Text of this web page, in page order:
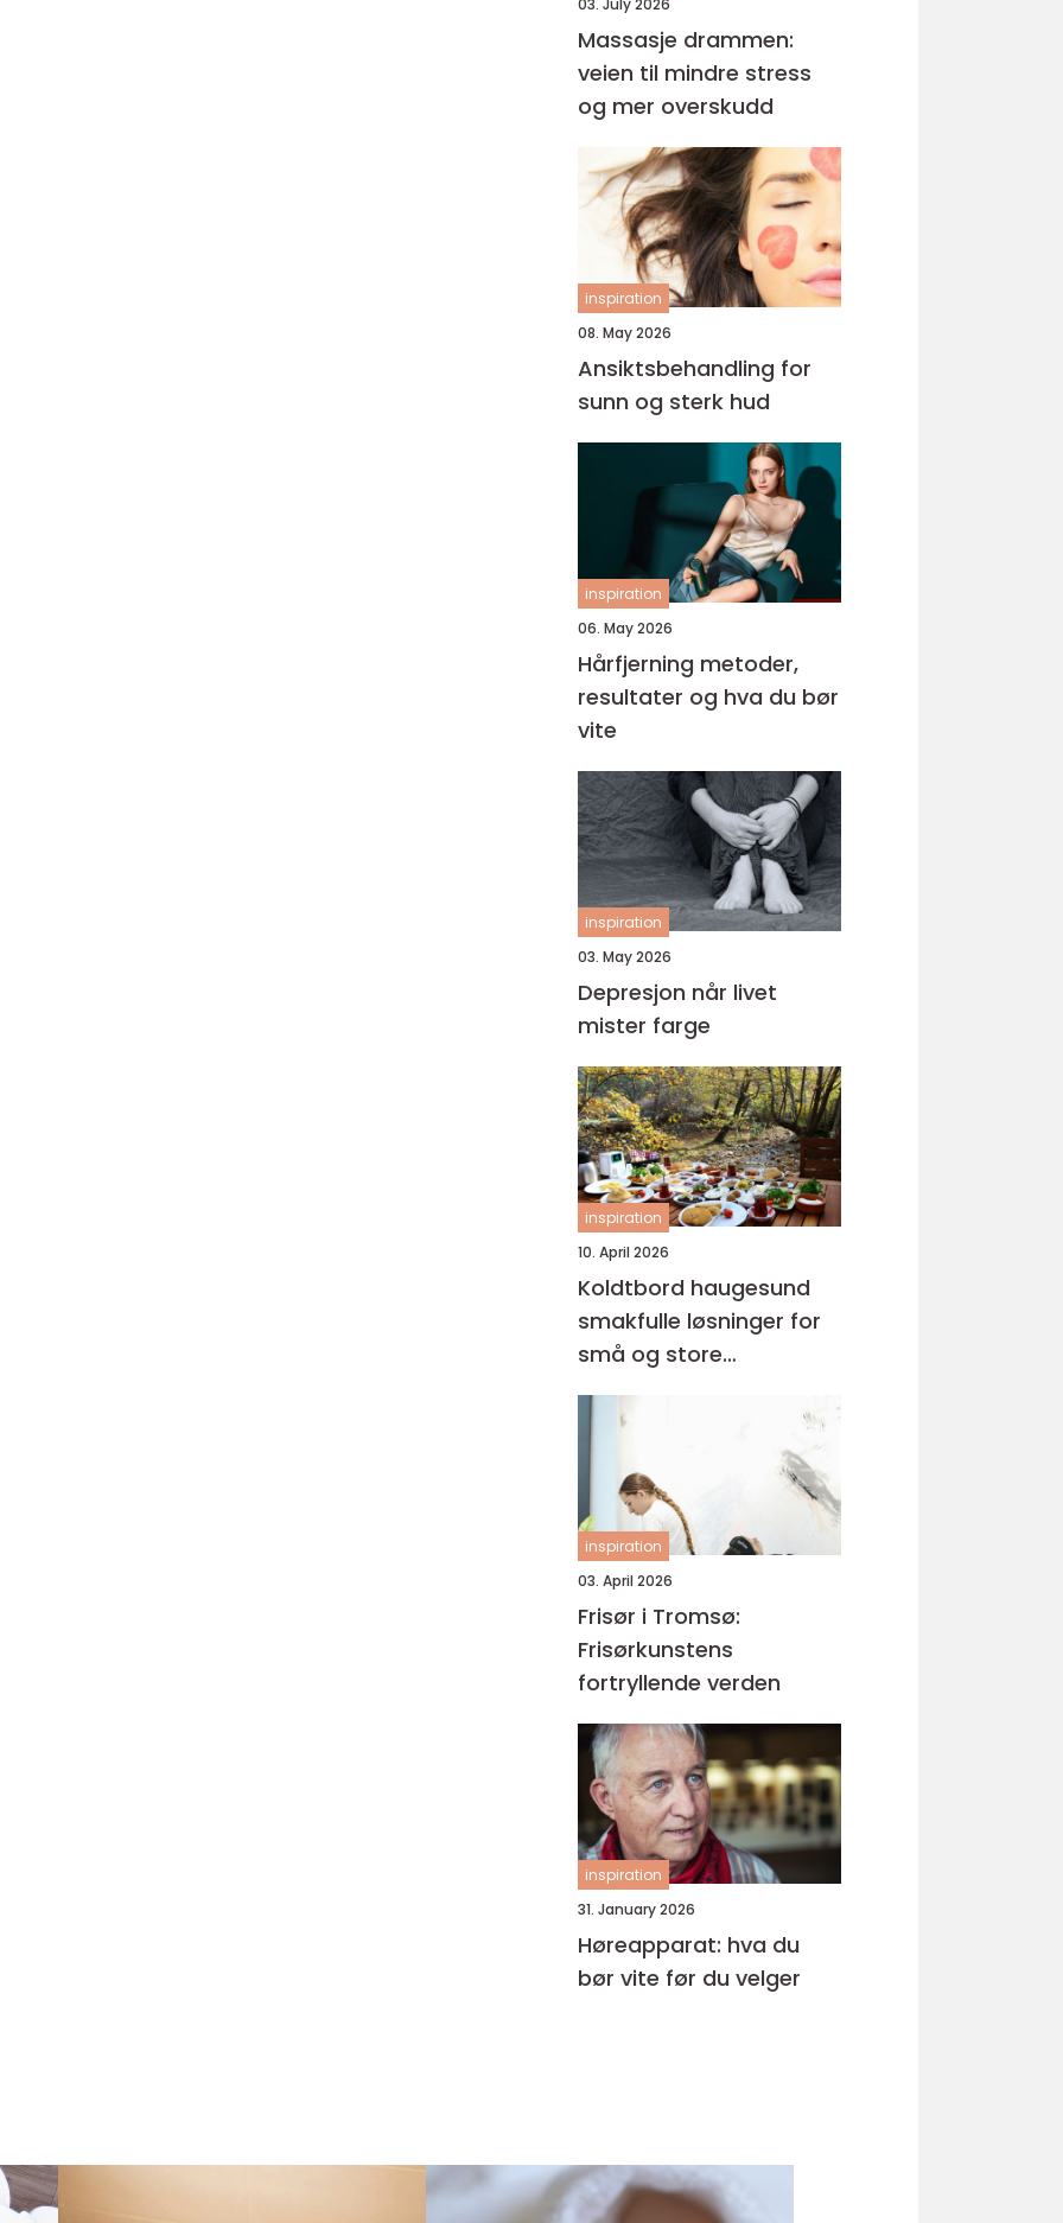
03. July 2026
Massasje drammen:
veien til mindre stress
og mer overskudd
inspiration
08. May 2026
Ansiktsbehandling for
sunn og sterk hud
inspiration
06. May 2026
Hårfjerning metoder,
resultater og hva du bør
vite
inspiration
03. May 2026
Depresjon når livet
mister farge
inspiration
10. April 2026
Koldtbord haugesund
smakfulle løsninger for
små og store
anledninger
inspiration
03. April 2026
Frisør i Tromsø:
Frisørkunstens
fortryllende verden
inspiration
31. January 2026
Høreapparat: hva du
bør vite før du velger